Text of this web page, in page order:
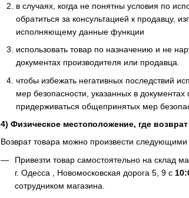
в случаях, когда не понятны условия по
обратиться за консультацией к продавцу,
исполняющему данные функции
использовать товар по назначению и не
документах производителя или продавца.
чтобы избежать негативных последствий
мер безопасности, указанных в документах
придерживаться общепринятых мер
4) Физическое местоположение, где
Возврат товара можно произвести
Привезти товар самостоятельно на склад
г. Одесса , Новомосковская дорога 5, 9 с
сотрудником магазина.